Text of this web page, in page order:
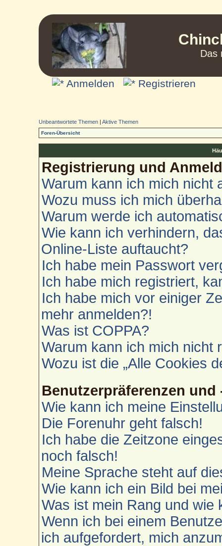
Das
Anmelden Registrieren
Unbeantwortete Themen |Aktive Themen
Foren-Übersicht
Registrierung und
Warum kann ich mich nicht
Wozu muss ich mich
Warum werde ich
Wie kann ich verhindern,
Online-Liste auftaucht?
Ich habe mein Passwort
Ich habe mich registriert,
Ich habe mich vor einiger
mehr anmelden?!
Was ist COPPA?
Warum kann ich mich nicht
Wozu ist die „Alle Cookies
Benutzerpräferenzen
Wie kann ich meine
Die Forenuhr geht falsch!
Ich habe die Zeitzone
noch falsch!
Meine Sprache steht auf
Wie kann ich ein Bild bei
Was ist mein Rang und wie
Wenn ich bei einem
ich aufgefordert, mich